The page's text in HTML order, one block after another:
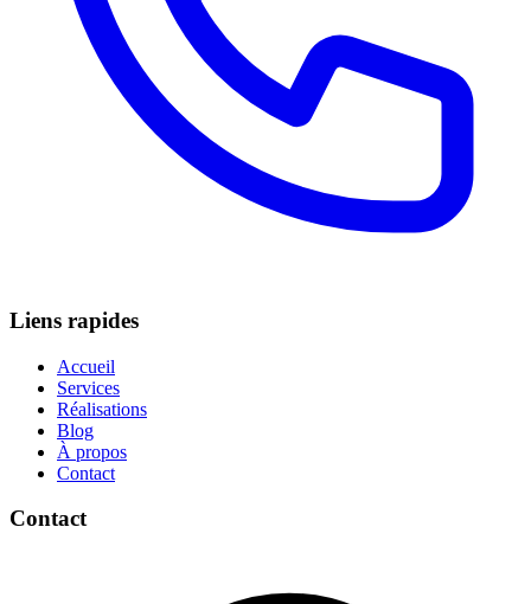
Liens rapides
Accueil
Services
Réalisations
Blog
À propos
Contact
Contact